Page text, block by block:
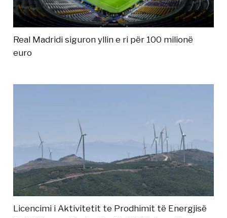
Real Madridi siguron yllin e ri për 100 milionë
euro
Licencimi i Aktivitetit te Prodhimit të Energjisë